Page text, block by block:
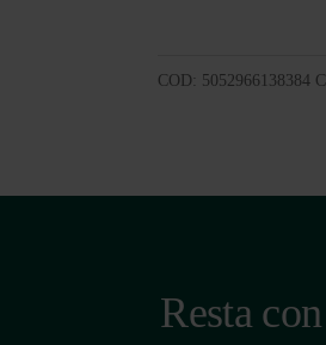
COD: 5052966138384
Resta con